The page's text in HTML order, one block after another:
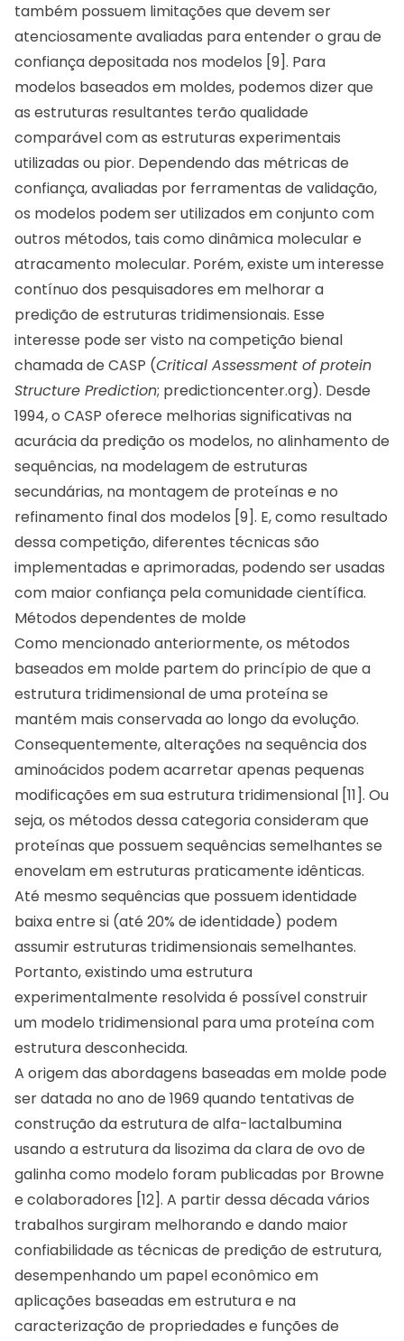
também possuem limitações que devem ser
atenciosamente avaliadas para entender o grau de
confiança depositada nos modelos [9]. Para
modelos baseados em moldes, podemos dizer que
as estruturas resultantes terão qualidade
comparável com as estruturas experimentais
utilizadas ou pior. Dependendo das métricas de
confiança, avaliadas por ferramentas de validação,
os modelos podem ser utilizados em conjunto com
outros métodos, tais como dinâmica molecular e
atracamento molecular. Porém, existe um interesse
contínuo dos pesquisadores em melhorar a
predição de estruturas tridimensionais. Esse
interesse pode ser visto na competição bienal
chamada de CASP (Critical Assessment of protein
Structure Prediction; predictioncenter.org). Desde
1994, o CASP oferece melhorias significativas na
acurácia da predição os modelos, no alinhamento de
sequências, na modelagem de estruturas
secundárias, na montagem de proteínas e no
refinamento final dos modelos [9]. E, como resultado
dessa competição, diferentes técnicas são
implementadas e aprimoradas, podendo ser usadas
com maior confiança pela comunidade científica.
Métodos dependentes de molde
Como mencionado anteriormente, os métodos
baseados em molde partem do princípio de que a
estrutura tridimensional de uma proteína se
mantém mais conservada ao longo da evolução.
Consequentemente, alterações na sequência dos
aminoácidos podem acarretar apenas pequenas
modificações em sua estrutura tridimensional [11]. Ou
seja, os métodos dessa categoria consideram que
proteínas que possuem sequências semelhantes se
enovelam em estruturas praticamente idênticas.
Até mesmo sequências que possuem identidade
baixa entre si (até 20% de identidade) podem
assumir estruturas tridimensionais semelhantes.
Portanto, existindo uma estrutura
experimentalmente resolvida é possível construir
um modelo tridimensional para uma proteína com
estrutura desconhecida.
A origem das abordagens baseadas em molde pode
ser datada no ano de 1969 quando tentativas de
construção da estrutura de alfa-lactalbumina
usando a estrutura da lisozima da clara de ovo de
galinha como modelo foram publicadas por Browne
e colaboradores [12]. A partir dessa década vários
trabalhos surgiram melhorando e dando maior
confiabilidade as técnicas de predição de estrutura,
desempenhando um papel econômico em
aplicações baseadas em estrutura e na
caracterização de propriedades e funções de